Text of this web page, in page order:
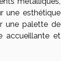
une esthétique
une palette de
accueillante et